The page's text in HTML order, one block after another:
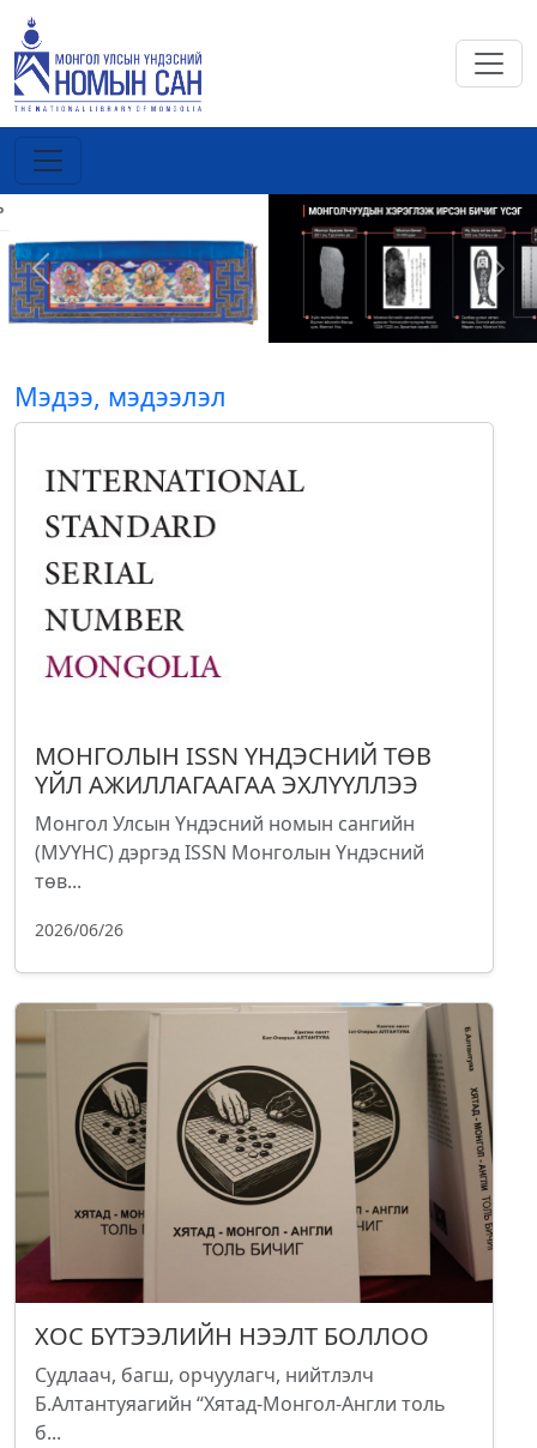
Previous Next
Мэдээ, мэдээлэл
МОНГОЛЫН ISSN ҮНДЭСНИЙ ТӨВ
ҮЙЛ АЖИЛЛАГААГАА ЭХЛҮҮЛЛЭЭ
Монгол Улсын Үндэсний номын сангийн
(МУҮНС) дэргэд ISSN Монголын Үндэсний
төв...
2026/06/26
ХОС БҮТЭЭЛИЙН НЭЭЛТ БОЛЛОО
Судлаач, багш, орчуулагч, нийтлэлч
Б.Алтантуяагийн “Хятад-Монгол-Англи толь
б...